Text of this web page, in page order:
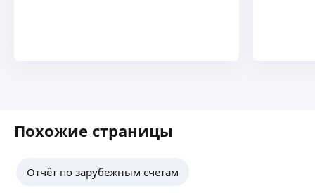
Похожие страницы
Отчёт по зарубежным счетам